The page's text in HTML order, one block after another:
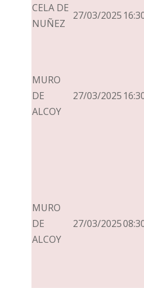
CELA DE
NUÑEZ
27/03/2025
MURO
DE
ALCOY
27/03/2025
MURO
DE
ALCOY
27/03/2025